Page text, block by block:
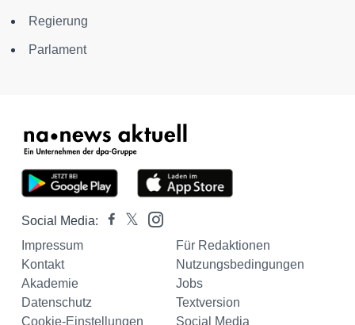
Regierung
Parlament
Social Media:
Impressum
Für Redaktionen
Kontakt
Nutzungsbedingungen
Akademie
Jobs
Datenschutz
Textversion
Cookie-Einstellungen
Social Media